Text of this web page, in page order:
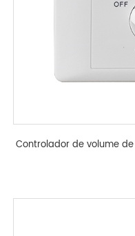
Controlador de volume